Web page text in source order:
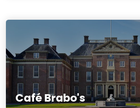
Café Brabo's